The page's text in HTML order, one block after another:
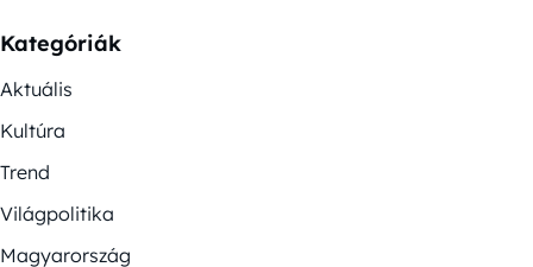
Kategóriák
Aktuális
Kultúra
Trend
Világpolitika
Magyarország